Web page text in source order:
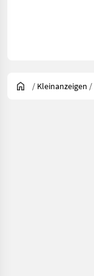
/ Kleinanzeigen /